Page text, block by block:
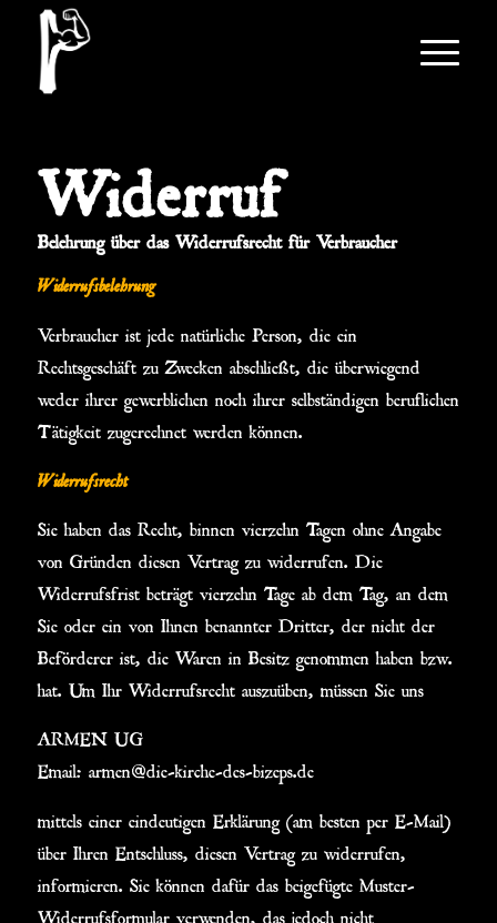
Widerruf
Belehrung über das Widerrufsrecht für Verbraucher
Widerrufsbelehrung
Verbraucher ist jede natürliche Person, die ein
Rechtsgeschäft zu Zwecken abschließt, die überwiegend
weder ihrer gewerblichen noch ihrer selbständigen beruflichen
Tätigkeit zugerechnet werden können.
Widerrufsrecht
Sie haben das Recht, binnen vierzehn Tagen ohne Angabe
von Gründen diesen Vertrag zu widerrufen. Die
Widerrufsfrist beträgt vierzehn Tage ab dem Tag, an dem
Sie oder ein von Ihnen benannter Dritter, der nicht der
Beförderer ist, die Waren in Besitz genommen haben bzw.
hat. Um Ihr Widerrufsrecht auszuüben, müssen Sie uns
ARMEN UG
Email: armen@die-kirche-des-bizeps.de
mittels einer eindeutigen Erklärung (am besten per E-Mail)
über Ihren Entschluss, diesen Vertrag zu widerrufen,
informieren. Sie können dafür das beigefügte Muster-
Widerrufsformular verwenden, das jedoch nicht